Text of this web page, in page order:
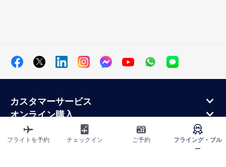
カスタマーサービス
オンライン購入
ロイヤルティプログラムと提携パートナー
エールフランス航空について
フライトを予約 チェックイン ご予約
フライング・ブル
ー